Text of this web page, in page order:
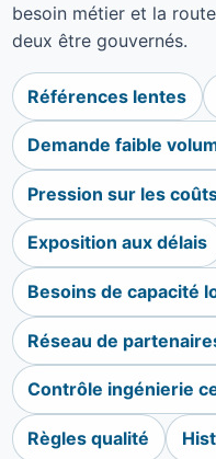
besoin métier et la
deux être gouvernés.
Références lentes
Demande faible
Pression sur les
Exposition aux délais
Besoins de capacité
Réseau de
Contrôle ingénierie
Règles qualité